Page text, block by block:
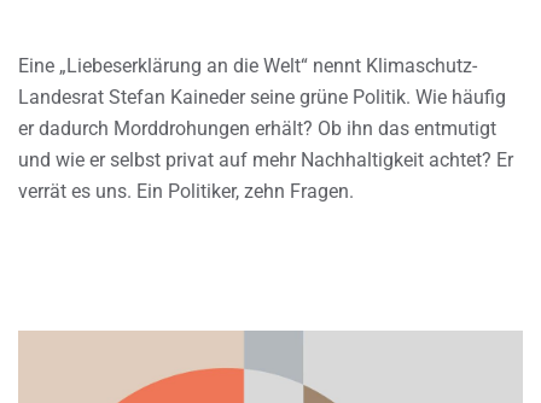
Eine „Liebeserklärung an die Welt“ nennt Klimaschutz-
Landesrat Stefan Kaineder seine grüne Politik. Wie häufig
er dadurch Morddrohungen erhält? Ob ihn das entmutigt
und wie er selbst privat auf mehr Nachhaltigkeit achtet? Er
verrät es uns. Ein Politiker, zehn Fragen.